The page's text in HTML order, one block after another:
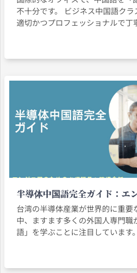
秘訣をマスター！
不十分です。 ビジネス中国語クラ
適切かつプロフェッショナルで丁
る点にあります。特に外国人プロ
とって、「言葉の内容」よりも
表現」が誤解を招きやすい要素で
半導体中国語完全ガイド：エ
必須語彙＆職場会話
台湾の半導体産業が世界的に重要
中、ますます多くの外国人専門職
語」を学ぶことに注目しています
PM、調達担当、マーケター、営
中国のハイテク企業と働きたい
場合、半導体関連の中国語語彙と